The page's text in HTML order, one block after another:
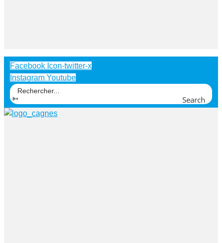
Facebook Icon-twitter-x
Instagram Youtube
Search